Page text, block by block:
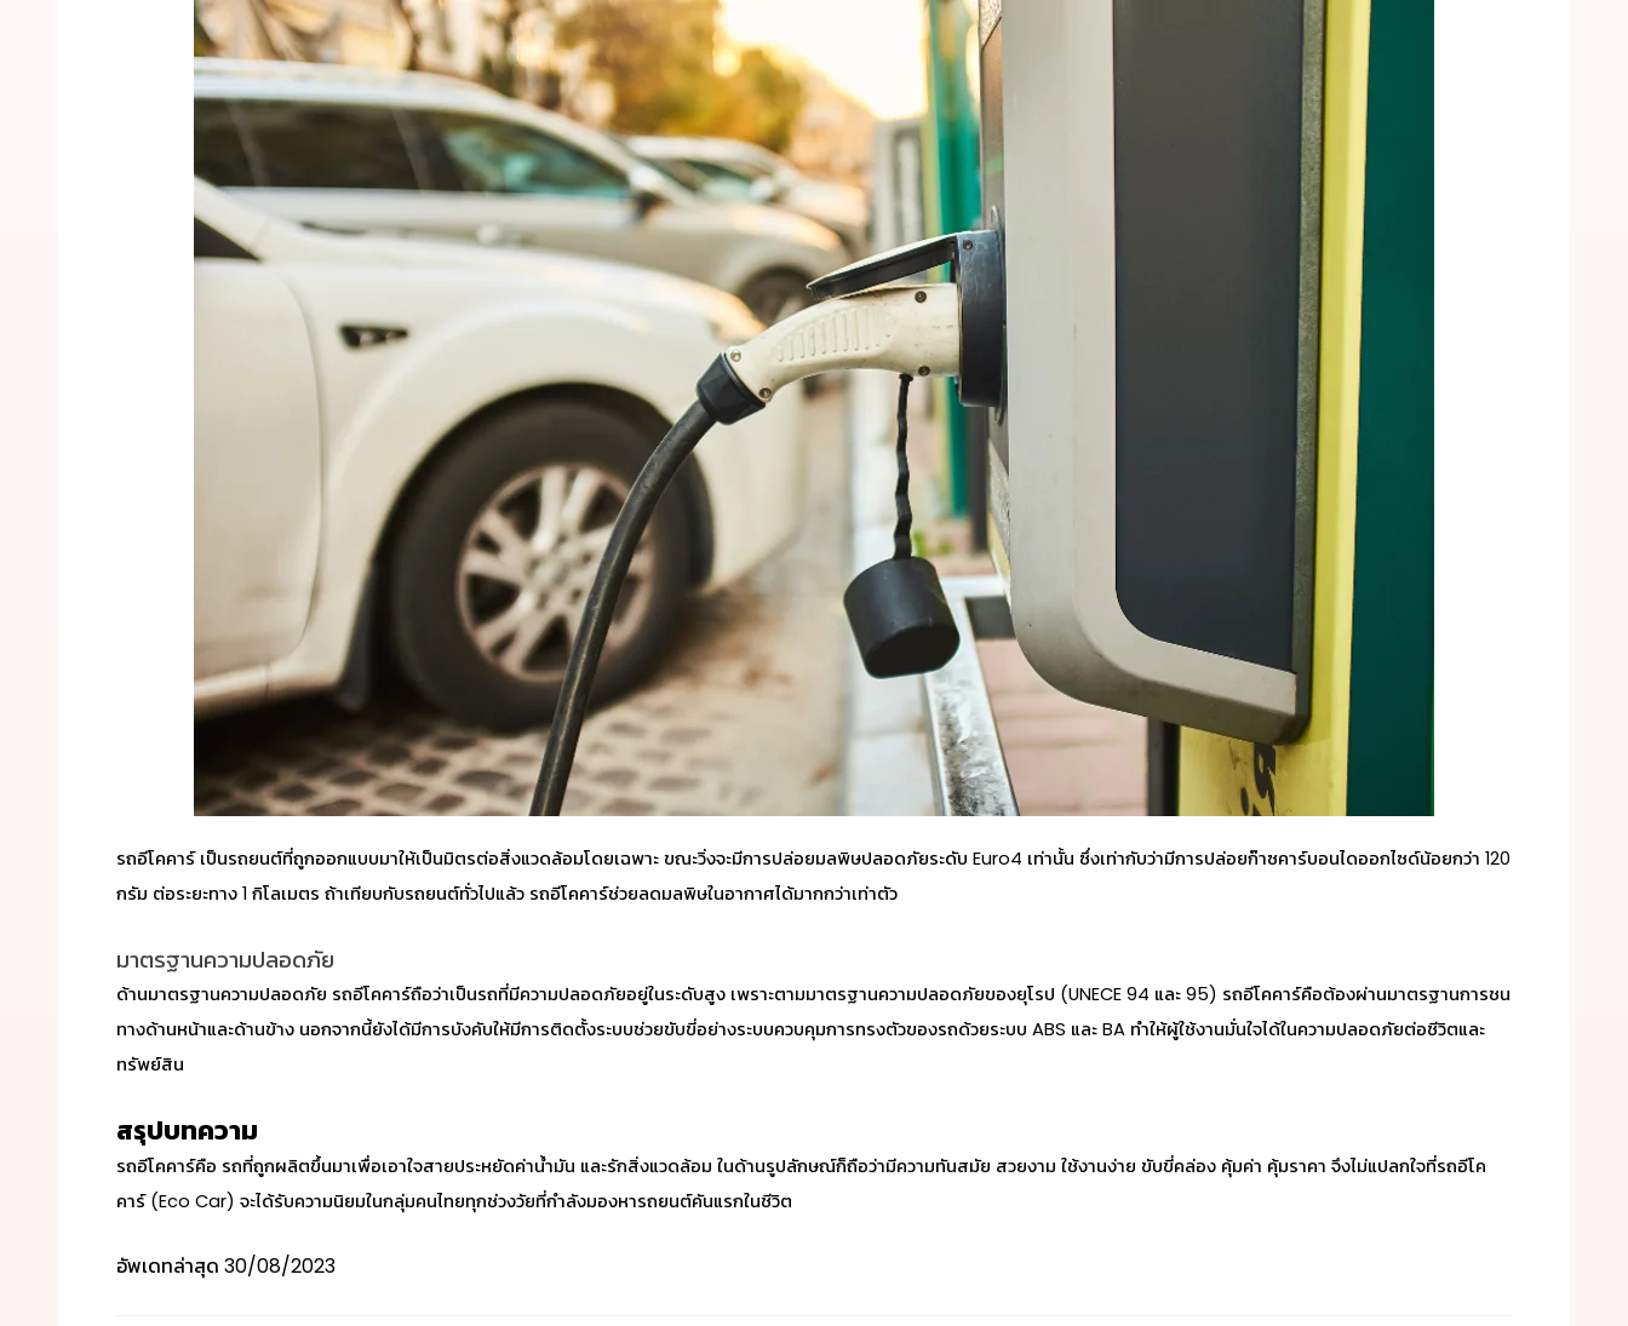
รถอีโคคาร์ เป็นรถยนต์ที่ถูกออกแบบมาให้เป็นมิตรต่อสิ่งแวดล้อมโดยเฉพาะ ขณะวิ่งจะมีการปล่อยมลพิษปลอดภัยระดับ Euro4 เท่านั้น ซึ่งเท่ากับว่ามีการปล่อยก๊าซคาร์บอนไดออกไซด์น้อยกว่า 120
กรัม ต่อระยะทาง 1 กิโลเมตร ถ้าเทียบกับรถยนต์ทั่วไปแล้ว รถอีโคคาร์ช่วยลดมลพิษในอากาศได้มากกว่าเท่าตัว
มาตรฐานความปลอดภัย
ด้านมาตรฐานความปลอดภัย รถอีโคคาร์ถือว่าเป็นรถที่มีความปลอดภัยอยู่ในระดับสูง เพราะตามมาตรฐานความปลอดภัยของยุโรป (UNECE 94 และ 95) รถอีโคคาร์คือต้องผ่านมาตรฐานการชน
ทางด้านหน้าและด้านข้าง นอกจากนี้ยังได้มีการบังคับให้มีการติดตั้งระบบช่วยขับขี่อย่างระบบควบคุมการทรงตัวของรถด้วยระบบ ABS และ BA ทำให้ผู้ใช้งานมั่นใจได้ในความปลอดภัยต่อชีวิตและ
ทรัพย์สิน
สรุปบทความ
รถอีโคคาร์คือ รถที่ถูกผลิตขึ้นมาเพื่อเอาใจสายประหยัดค่าน้ำมัน และรักสิ่งแวดล้อม ในด้านรูปลักษณ์ก็ถือว่ามีความทันสมัย สวยงาม ใช้งานง่าย ขับขี่คล่อง คุ้มค่า คุ้มราคา จึงไม่แปลกใจที่รถอีโค
คาร์ (Eco Car) จะได้รับความนิยมในกลุ่มคนไทยทุกช่วงวัยที่กำลังมองหารถยนต์คันแรกในชีวิต
อัพเดทล่าสุด 30/08/2023